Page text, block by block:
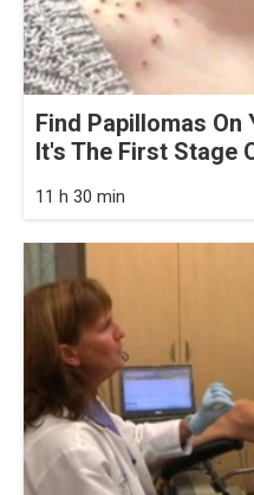
Find Papillomas On
It's The First Stage
11 h 30 min